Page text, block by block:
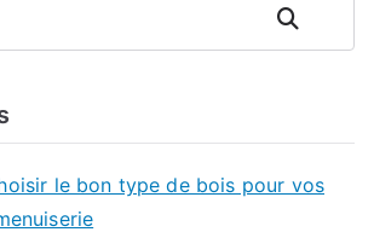
Rechercher
le bon type de bois pour vos